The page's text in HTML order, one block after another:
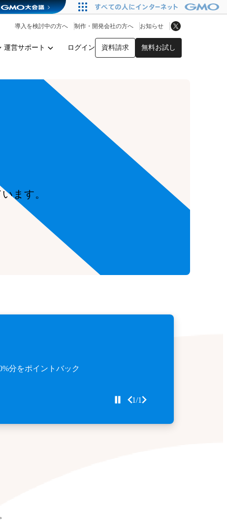
運営サポート ログイン 資料請求 無料お試し
導入を検討中の方へ 制作・開発会社の方へ お知らせ
アプリストア
ます。
分をポイントバック
1/1